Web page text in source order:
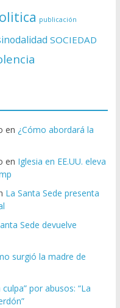
publicación
SOCIEDAD
en ¿Cómo abordará la
en Iglesia en EE.UU. eleva
La Santa Sede presenta
Sede devuelve
surgió la madre de
por abusos: “La